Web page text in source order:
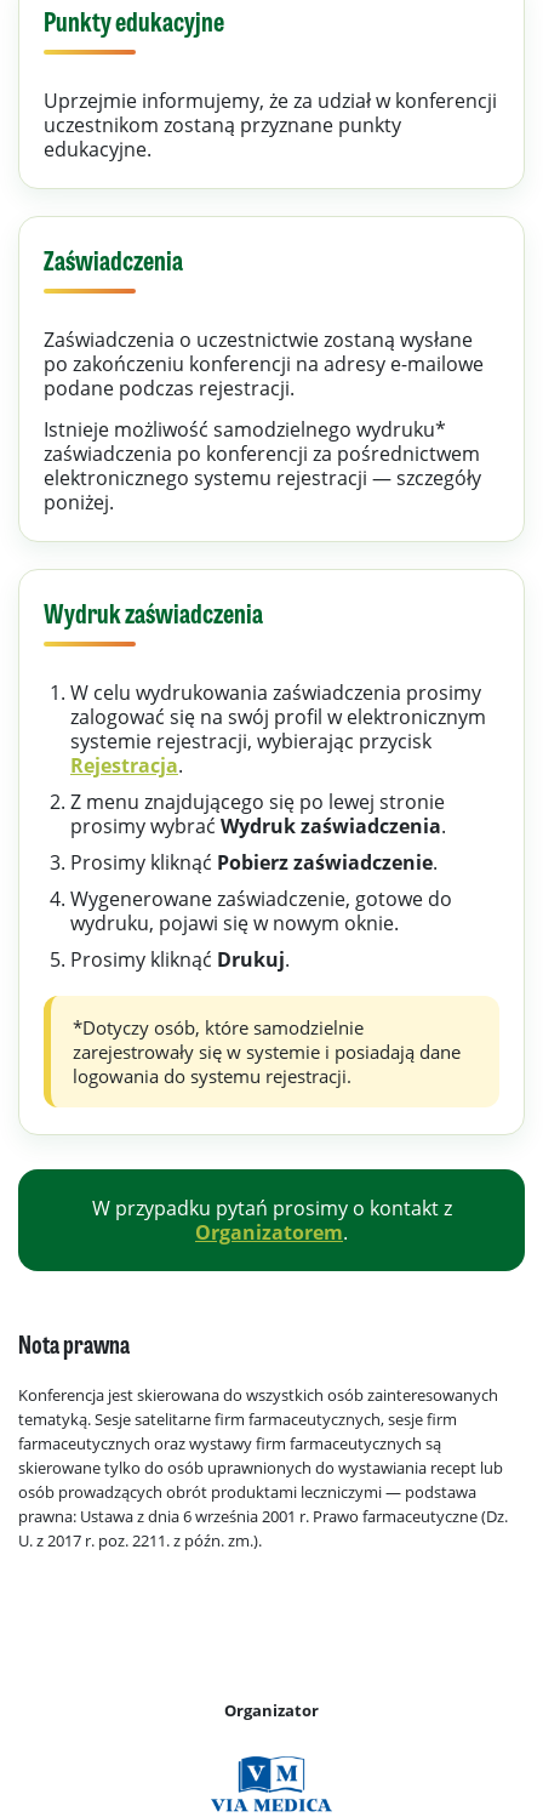
Punkty edukacyjne
Uprzejmie informujemy, że za udział w konferencji
uczestnikom zostaną przyznane punkty
edukacyjne.
Zaświadczenia
Zaświadczenia o uczestnictwie zostaną wysłane
po zakończeniu konferencji na adresy e-mailowe
podane podczas rejestracji.
Istnieje możliwość samodzielnego wydruku*
zaświadczenia po konferencji za pośrednictwem
elektronicznego systemu rejestracji — szczegóły
poniżej.
Wydruk zaświadczenia
W celu wydrukowania zaświadczenia prosimy
zalogować się na swój profil w elektronicznym
systemie rejestracji, wybierając przycisk
Rejestracja.
Z menu znajdującego się po lewej stronie
prosimy wybrać Wydruk zaświadczenia.
Prosimy kliknąć Pobierz zaświadczenie.
Wygenerowane zaświadczenie, gotowe do
wydruku, pojawi się w nowym oknie.
Prosimy kliknąć Drukuj.
*Dotyczy osób, które samodzielnie
zarejestrowały się w systemie i posiadają dane
logowania do systemu rejestracji.
W przypadku pytań prosimy o kontakt z
Organizatorem.
Nota prawna
Konferencja jest skierowana do wszystkich osób zainteresowanych
tematyką. Sesje satelitarne firm farmaceutycznych, sesje firm
farmaceutycznych oraz wystawy firm farmaceutycznych są
skierowane tylko do osób uprawnionych do wystawiania recept lub
osób prowadzących obrót produktami leczniczymi — podstawa
prawna: Ustawa z dnia 6 września 2001 r. Prawo farmaceutyczne (Dz.
U. z 2017 r. poz. 2211. z późn. zm.).
Organizator